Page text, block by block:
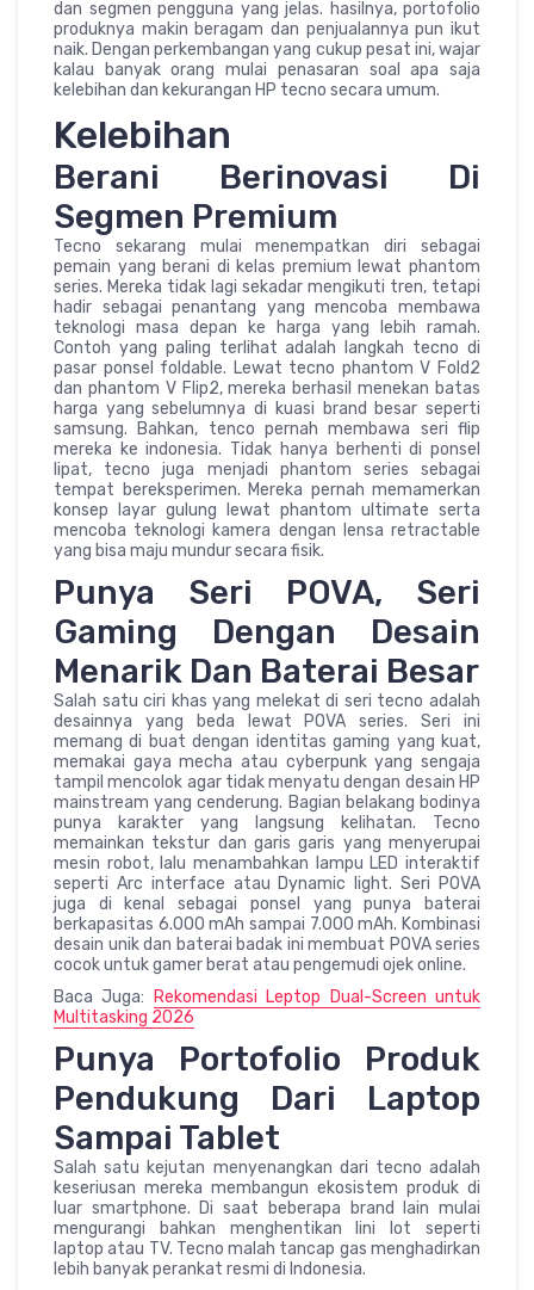
dan segmen pengguna yang jelas. hasilnya, portofolio
produknya makin beragam dan penjualannya pun ikut
naik. Dengan perkembangan yang cukup pesat ini, wajar
kalau banyak orang mulai penasaran soal apa saja
kelebihan dan kekurangan HP tecno secara umum.
Kelebihan
Berani Berinovasi Di
Segmen Premium
Tecno sekarang mulai menempatkan diri sebagai
pemain yang berani di kelas premium lewat phantom
series. Mereka tidak lagi sekadar mengikuti tren, tetapi
hadir sebagai penantang yang mencoba membawa
teknologi masa depan ke harga yang lebih ramah.
Contoh yang paling terlihat adalah langkah tecno di
pasar ponsel foldable. Lewat tecno phantom V Fold2
dan phantom V Flip2, mereka berhasil menekan batas
harga yang sebelumnya di kuasi brand besar seperti
samsung. Bahkan, tenco pernah membawa seri flip
mereka ke indonesia. Tidak hanya berhenti di ponsel
lipat, tecno juga menjadi phantom series sebagai
tempat bereksperimen. Mereka pernah memamerkan
konsep layar gulung lewat phantom ultimate serta
mencoba teknologi kamera dengan lensa retractable
yang bisa maju mundur secara fisik.
Punya Seri POVA, Seri
Gaming Dengan Desain
Menarik Dan Baterai Besar
Salah satu ciri khas yang melekat di seri tecno adalah
desainnya yang beda lewat POVA series. Seri ini
memang di buat dengan identitas gaming yang kuat,
memakai gaya mecha atau cyberpunk yang sengaja
tampil mencolok agar tidak menyatu dengan desain HP
mainstream yang cenderung. Bagian belakang bodinya
punya karakter yang langsung kelihatan. Tecno
memainkan tekstur dan garis garis yang menyerupai
mesin robot, lalu menambahkan lampu LED interaktif
seperti Arc interface atau Dynamic light. Seri POVA
juga di kenal sebagai ponsel yang punya baterai
berkapasitas 6.000 mAh sampai 7.000 mAh. Kombinasi
desain unik dan baterai badak ini membuat POVA series
cocok untuk gamer berat atau pengemudi ojek online.
Baca Juga:
Rekomendasi Leptop Dual-Screen untuk
Multitasking 2026
Punya Portofolio Produk
Pendukung Dari Laptop
Sampai Tablet
Salah satu kejutan menyenangkan dari tecno adalah
keseriusan mereka membangun ekosistem produk di
luar smartphone. Di saat beberapa brand lain mulai
mengurangi bahkan menghentikan lini Iot seperti
laptop atau TV. Tecno malah tancap gas menghadirkan
lebih banyak perankat resmi di Indonesia.